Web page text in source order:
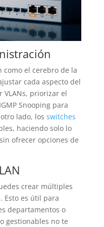
como el cerebro de la
cada aspecto del
VLANs, priorizar el
Snooping para
lado, los switches
haciendo solo lo
ofrecer opciones de
crear múltiples
Esto es útil para
departamentos o
gestionables no te